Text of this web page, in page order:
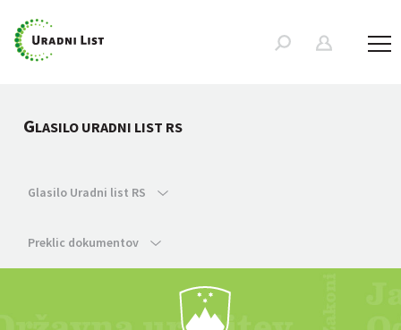
GLASILO URADNI LIST RS
Glasilo Uradni list RS
Preklic dokumentov